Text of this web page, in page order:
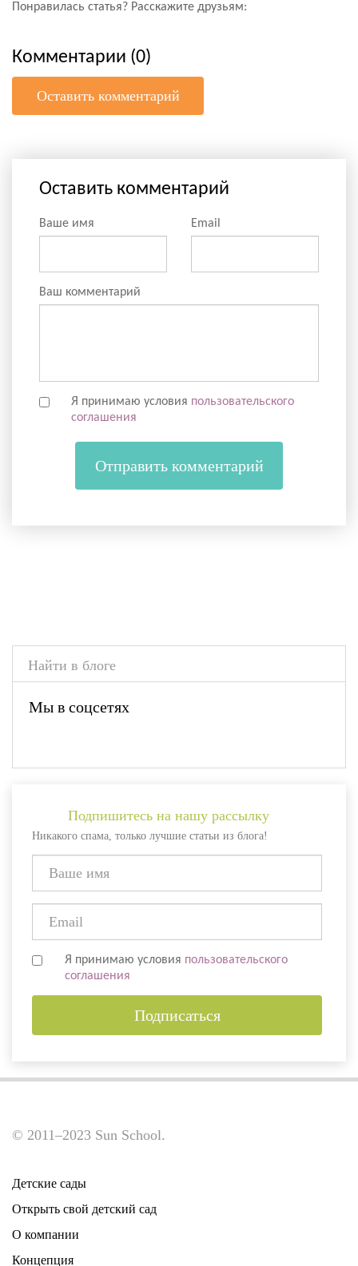
Понравилась статья? Расскажите друзьям:
Комментарии (0)
Оставить комментарий
Оставить комментарий
Ваше имя Email
Ваш комментарий
Я принимаю условия пользовательского
соглашения
Мы в соцсетях
Подпишитесь на нашу рассылку
Никакого спама, только лучшие статьи из блога!
Я принимаю условия пользовательского
соглашения
Подписаться
© 2011–2023 Sun School.
Детские сады
Открыть свой детский сад
О компании
Концепция